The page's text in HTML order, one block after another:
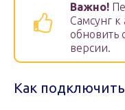
Важно!
Самсунг
обновить
версии.
Как